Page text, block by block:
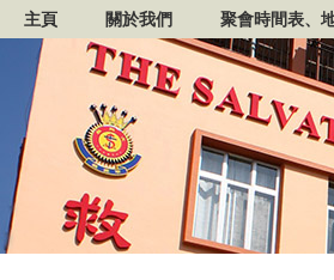
主頁 關於我們 聚會時間表、